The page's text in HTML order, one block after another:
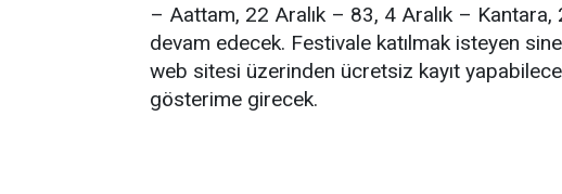
– Aattam, 22 Aralık – 83, 4 Aralık –
devam edecek. Festivale katılmak isteyen
web sitesi üzerinden ücretsiz kayıt
gösterime girecek.